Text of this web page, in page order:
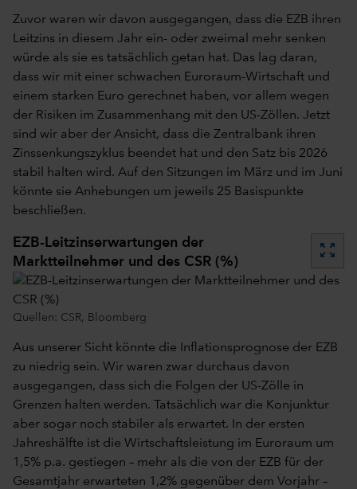
Zuvor waren wir davon ausgegangen, dass die EZB ihren
Leitzins in diesem Jahr ein- oder zweimal mehr senken
würde als sie es tatsächlich getan hat. Das lag daran,
dass wir mit einer schwachen Euroraum-Wirtschaft und
einem starken Euro gerechnet haben, vor allem wegen
der Risiken im Zusammenhang mit den US-Zöllen. Jetzt
sind wir aber der Ansicht, dass die Zentralbank ihren
Zinssenkungszyklus beendet hat und den Satz bis 2026
stabil halten wird. Auf den Sitzungen im März und im Juni
könnte sie Anhebungen um jeweils 25 Basispunkte
beschließen.
EZB-Leitzinserwartungen der
Marktteilnehmer und des CSR (%)
zoom_out_map
Quellen: CSR, Bloomberg
Aus unserer Sicht könnte die Inflationsprognose der EZB
zu niedrig sein. Wir waren zwar durchaus davon
ausgegangen, dass sich die Folgen der US-Zölle in
Grenzen halten werden. Tatsächlich war die Konjunktur
aber sogar noch stabiler als erwartet. In der ersten
Jahreshälfte ist die Wirtschaftsleistung im Euroraum um
1,5% p.a. gestiegen – mehr als die von der EZB für der
Gesamtjahr erwarteten 1,2% gegenüber dem Vorjahr –